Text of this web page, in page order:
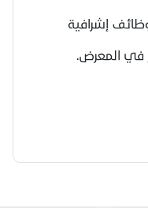
إشرافية
في المعرض.​